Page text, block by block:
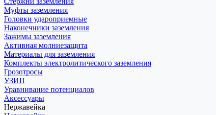
Муфты заземления
Головки удароприемные
Наконечники заземления
Зажимы заземления
Активная молниезащита
Материалы для заземления
Комплекты электролитического заземления
Грозотросы
УЗИП
Уравнивание потенциалов
Аксессуары
Нержавейка